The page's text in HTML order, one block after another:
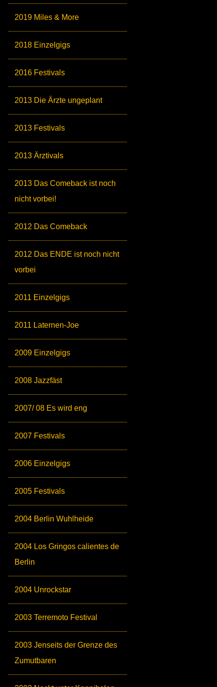
2019 Miles & More
2018 Einzelgigs
2016 Festivals
2013 Die Ärzte ungeplant
2013 Festivals
2013 Ärztivals
2013 Das Comeback ist noch
nicht vorbei!
2012 Das Comeback
2012 Das ENDE ist noch nicht
vorbei
2011 Einzelgigs
2011 Laternen-Joe
2009 Einzelgigs
2008 Jazzfäst
2007/ 08 Es wird eng
2007 Festivals
2006 Einzelgigs
2005 Festivals
2004 Berlin Wuhlheide
2004 Los Gringos calientes de
Berlin
2004 Unrockstar
2003 Terremoto Festival
2003 Jenseits der Grenze des
Zumutbaren